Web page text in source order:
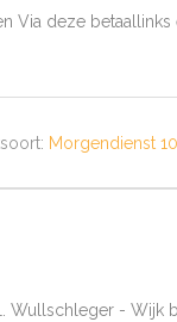
Via deze
Morgendienst
Wullschleger - Wijk